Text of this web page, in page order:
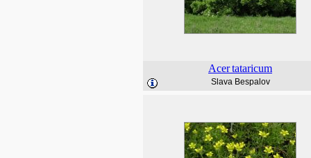
Acertataricum
Slava Bespalov